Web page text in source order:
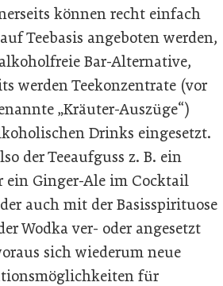
können recht einfach
Teebasis angeboten werden,
Bar-Alternative,
werden Teekonzentrate (vor
„Kräuter-Auszüge“)
Drinks eingesetzt.
der Teeaufguss z. B. ein
ein Ginger-Ale im Cocktail
auch mit der Basisspirituose
Wodka ver- oder angesetzt
sich wiederum neue
für